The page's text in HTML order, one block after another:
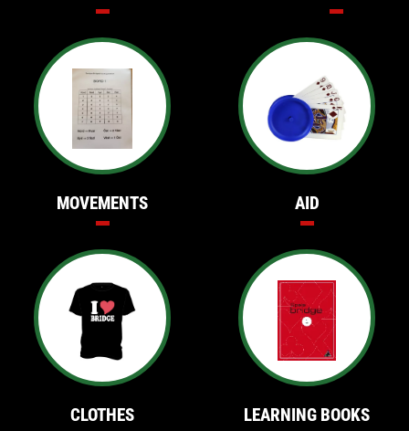
MOVEMENTS AID
CLOTHES LEARNING BOOKS